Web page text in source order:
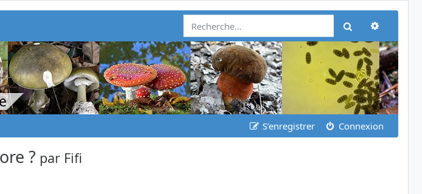
Rechercher
S’enregistrer Connexion
? par Fifi